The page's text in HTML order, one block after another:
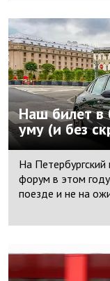
Наш билет в
уму (и без
На
форум в этом
поезде и не на